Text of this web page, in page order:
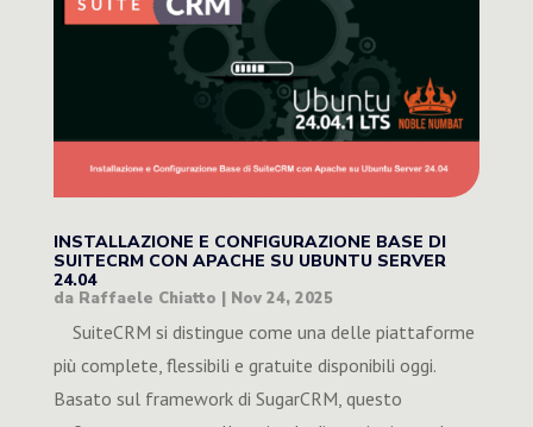
INSTALLAZIONE E CONFIGURAZIONE BASE DI
SUITECRM CON APACHE SU UBUNTU SERVER
24.04
da Raffaele Chiatto | Nov 24, 2025
SuiteCRM si distingue come una delle piattaforme
più complete, flessibili e gratuite disponibili oggi.
Basato sul framework di SugarCRM, questo